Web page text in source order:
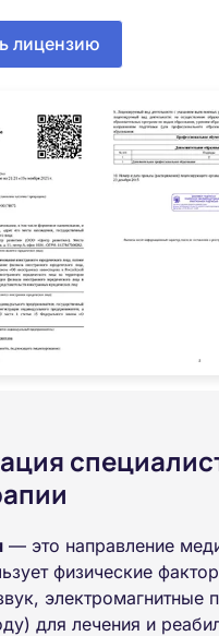
лицензию
— это направление
физические
электромагнитные
для лечения и